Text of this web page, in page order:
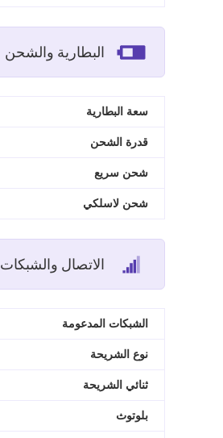
البطارية والشحن
سعة البطارية
قدرة الشحن
شحن سريع
شحن لاسلكي
الاتصال والشبكات
الشبكات المدعومة
نوع الشريحة
ثنائي الشريحة
بلوتوث